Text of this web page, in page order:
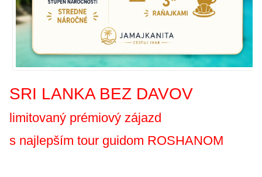
SRI LANKA BEZ DAVOV
limitovaný prémiovýzájazd
s najlepším tour guidom ROSHANOM